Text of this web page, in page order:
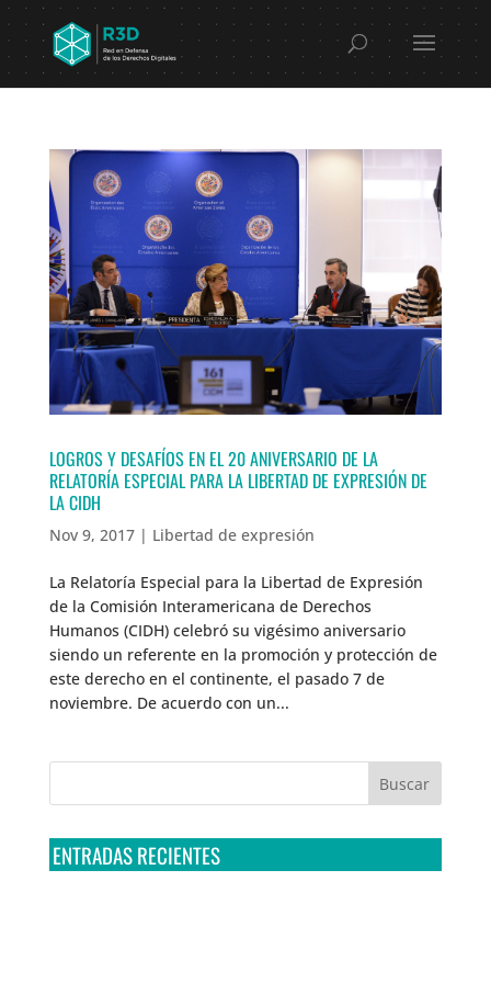
LOGROS Y DESAFÍOS EN EL 20 ANIVERSARIO DE LA
RELATORÍA ESPECIAL PARA LA LIBERTAD DE EXPRESIÓN DE
LA CIDH
Nov 9, 2017| Libertad de expresión
La Relatoría Especial para la Libertad de Expresión
de la Comisión Interamericana de Derechos
Humanos (CIDH) celebró su vigésimo aniversario
siendo un referente en la promoción y protección de
este derecho en el continente, el pasado 7 de
noviembre. De acuerdo con un...
ENTRADAS RECIENTES